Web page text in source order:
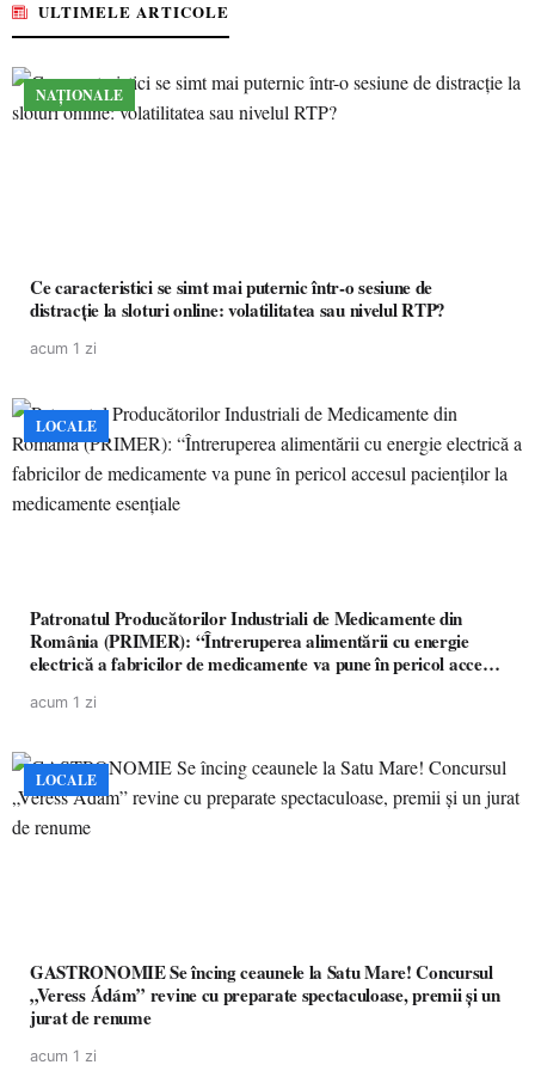
ULTIMELE ARTICOLE
NAȚIONALE
Ce caracteristici se simt mai puternic într-o sesiune de
distracție la sloturi online: volatilitatea sau nivelul RTP?
acum 1 zi
LOCALE
Patronatul Producătorilor Industriali de Medicamente din
România (PRIMER): “Întreruperea alimentării cu energie
electrică a fabricilor de medicamente va pune în pericol accesul
acum 1 zi
LOCALE
GASTRONOMIE Se încing ceaunele la Satu Mare! Concursul
„Veress Ádám” revine cu preparate spectaculoase, premii și un
jurat de renume
acum 1 zi